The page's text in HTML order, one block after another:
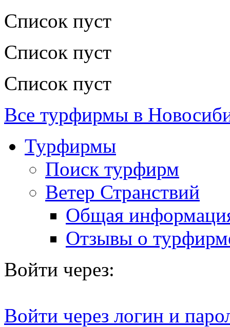
Список пуст
Список пуст
Список пуст
Все турфирмы в
Турфирмы
Поиск турфирм
Ветер Странствий
Общая
Отзывы о
Войти через:
Войти через логин и